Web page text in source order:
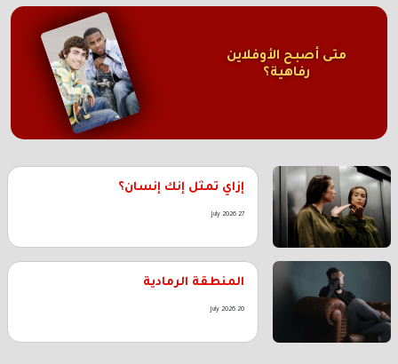
متى أصبح الأوفلاين
رفاهية؟
إزاي تمثل إنك إنسان؟
27 July 2026
المنطقة الرمادية
20 July 2026